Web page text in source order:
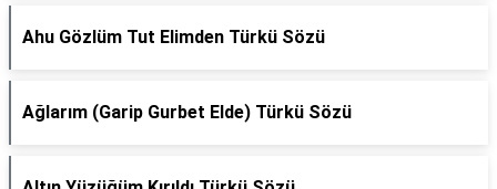
Ahu Gözlüm Tut Elimden Türkü Sözü
Ağlarım (Garip Gurbet Elde) Türkü Sözü